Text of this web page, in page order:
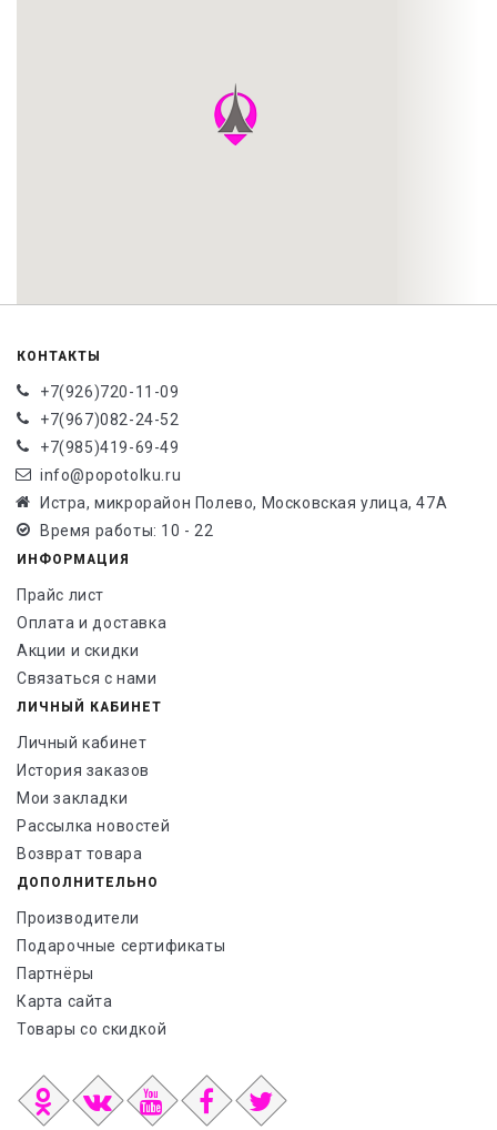
КОНТАКТЫ
+7(926)720-11-09
+7(967)082-24-52
+7(985)419-69-49
info@popotolku.ru
Истра, микрорайон Полево, Московская улица, 47А
Время работы: 10 - 22
ИНФОРМАЦИЯ
Прайс лист
Оплата и доставка
Акции и скидки
Связаться с нами
ЛИЧНЫЙ КАБИНЕТ
Личный кабинет
История заказов
Мои закладки
Рассылка новостей
Возврат товара
ДОПОЛНИТЕЛЬНО
Производители
Подарочные сертификаты
Партнёры
Карта сайта
Товары со скидкой